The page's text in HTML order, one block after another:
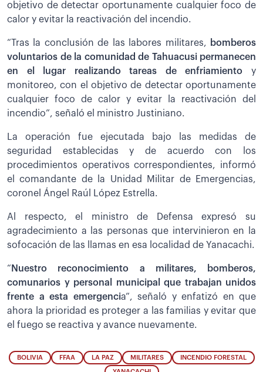
objetivo de detectar oportunamente cualquier foco de
calor y evitar la reactivación del incendio.
“Tras la conclusión de las labores militares,
bomberos
voluntarios de la comunidad de Tahuacusi permanecen
en el lugar realizando tareas de enfriamiento y
monitoreo, con el objetivo de detectar oportunamente
cualquier foco de calor y evitar la reactivación del
incendio”, señaló el ministro Justiniano.
La operación fue ejecutada bajo las medidas de
seguridad establecidas y de acuerdo con los
procedimientos operativos correspondientes, informó
el comandante de la Unidad Militar de Emergencias,
coronel Ángel Raúl López Estrella.
Al respecto, el ministro de Defensa expresó su
agradecimiento a las personas que intervinieron en la
sofocación de las llamas en esa localidad de Yanacachi.
“ Nuestro reconocimiento a militares, bomberos,
comunarios y personal municipal que trabajan unidos
frente a esta emergencia”, señaló y enfatizó en que
ahora la prioridad es proteger a las familias y evitar que
el fuego se reactiva y avance nuevamente.
BOLIVIA FFAA LA PAZ MILITARES INCENDIO FORESTAL